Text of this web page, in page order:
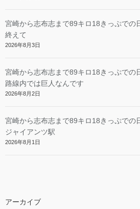
宮崎から志布志まで89キロ18きっぷでの
終えて
2026年8月3日
宮崎から志布志まで89キロ18きっぷでの
路線内では巨人なんです
2026年8月2日
宮崎から志布志まで89キロ18きっぷでの
ジャイアンツ駅
2026年8月1日
アーカイブ